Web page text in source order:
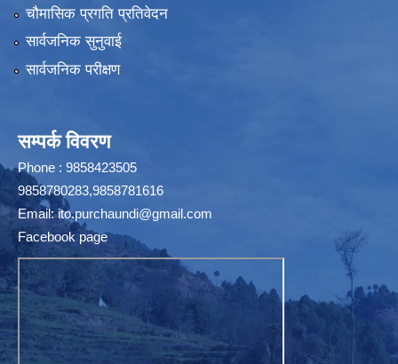
चौमासिक प्रगति प्रतिवेदन
सार्वजनिक सुनुवाई
सार्वजनिक परीक्षण
सम्पर्क विवरण
Phone : 9858423505
9858780283,9858781616
Email:ito.purchaundi@gmail.com
Facebook page